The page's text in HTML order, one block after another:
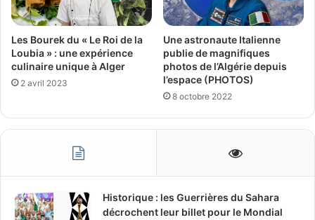
Les Bourek du « Le Roi de la
Loubia » : une expérience
culinaire unique à Alger
2 avril 2023
Une astronaute Italienne
publie de magnifiques
photos de l’Algérie depuis
l’espace (PHOTOS)
8 octobre 2022
Historique : les Guerrières du Sahara
décrochent leur billet pour le Mondial